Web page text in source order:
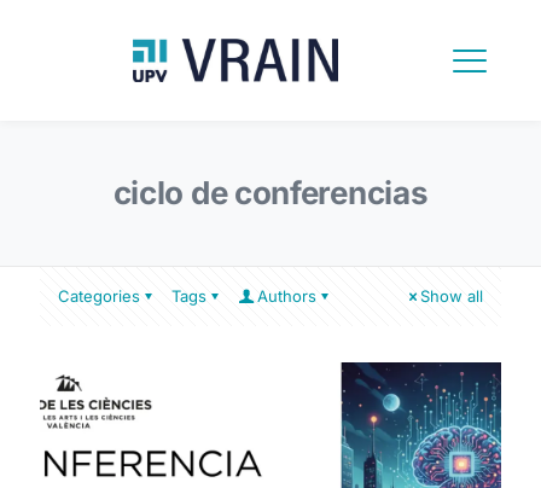
ciclo de conferencias
Categories Tags Authors Show all